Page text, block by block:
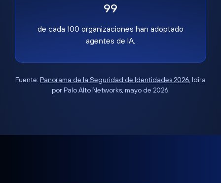
99
de cada 100 organizaciones han adoptado
agentes de IA.
Fuente: Panorama de la Seguridad de Identidades 2026, Idira
por Palo Alto Networks, mayo de 2026.